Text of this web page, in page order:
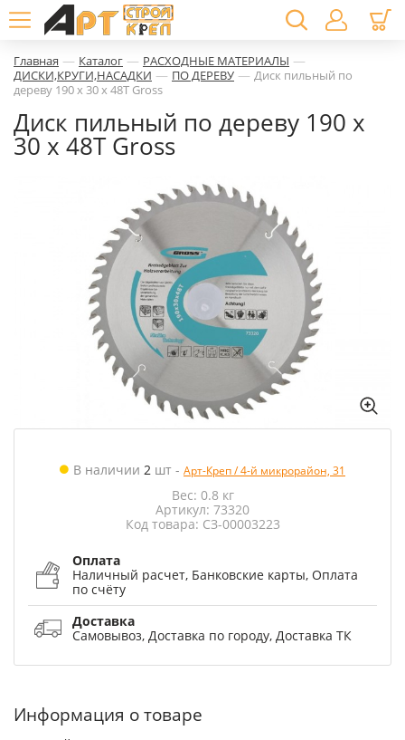
Главная — Каталог — РАСХОДНЫЕ МАТЕРИАЛЫ —
ДИСКИ,КРУГИ,НАСАДКИ — ПО ДЕРЕВУ — Диск пильный по
дереву 190 x 30 x 48Т Gross
Диск пильный по дереву 190 x
30 x 48Т Gross
В наличии 2 шт - Арт-Креп / 4-й микрорайон, 31
Вес: 0.8 кг
Артикул: 73320
Код товара: СЗ-00003223
Оплата
Наличный расчет, Банковские карты, Оплата
по счёту
Доставка
Самовывоз, Доставка по городу, Доставка ТК
Информация о товаре